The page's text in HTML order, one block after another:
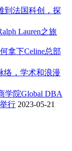
到法国科创，探
Lauren之旅
拿下Celine总部
，学术和浪漫
学院Global DBA
行 2023-05-21